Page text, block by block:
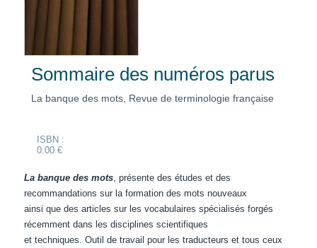
Sommaire des numéros parus
La banque des mots, Revue de terminologie française
ISBN :
0.00 €
La banque des mots, présente des études et des
recommandations sur la formation des mots nouveaux
ainsi que des articles sur les vocabulaires spécialisés forgés
récemment dans les disciplines scientifiques
et techniques. Outil de travail pour les traducteurs et tous ceux